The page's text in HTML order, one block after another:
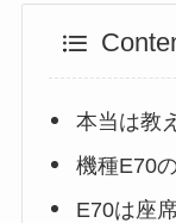
本当は教
機種E70
E70は座